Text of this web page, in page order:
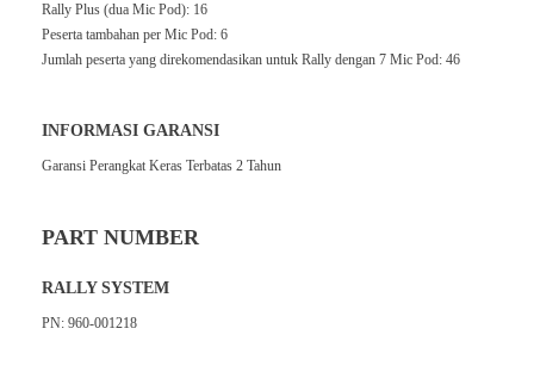
Rally Plus (dua Mic Pod): 16
Peserta tambahan per Mic Pod: 6
Jumlah peserta yang direkomendasikan untuk Rally dengan 7 Mic Pod: 46
INFORMASI GARANSI
Garansi Perangkat Keras Terbatas 2 Tahun
PART NUMBER
RALLY SYSTEM
PN: 960-001218